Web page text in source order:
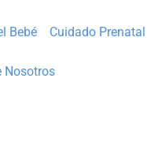
Bebé Cuidado Prenatal
Nosotros